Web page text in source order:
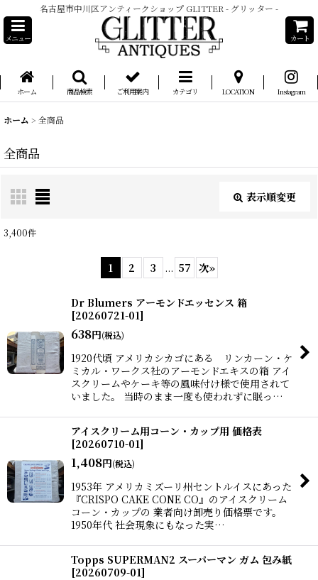
名古屋市中川区アンティークショップ GLITTER - グリッター -
メニュー カート
ホーム 商品検索 ご利用案内 カテゴリ LOCATION Instagram
ホーム > 全商品
全商品
表示順変更
絞り込む
閉じる
3,400件
1 2 3 ... 57 次»
Dr Blumers アーモンドエッセンス 箱
[20260721-01]
638円(税込)
1920代頃 アメリカシカゴにある リンカーン・ケ
ミカル・ワークス社のアーモンドエキスの箱 アイ
スクリームやケーキ等の風味付け様で使用されて
いました。 当時のまま一度も使われずに眠っ…
アイスクリーム用コーン・カップ用 価格表
[20260710-01]
1,408円(税込)
1953年 アメリカミズーリ州セントルイスにあった
『CRISPO CAKE CONE CO』のアイスクリーム
コーン・カップの 業者向け卸売り価格票です。
1950年代 社会現象にもなった実…
Topps SUPERMAN2 スーパーマン ガム 包み紙
[20260709-01]